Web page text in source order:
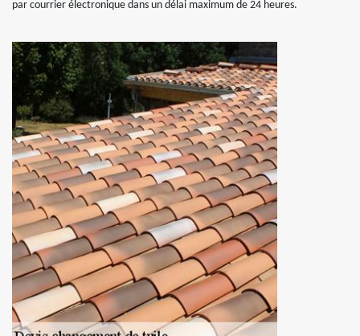
par courrier électronique dans un délai maximum de 24 heures.